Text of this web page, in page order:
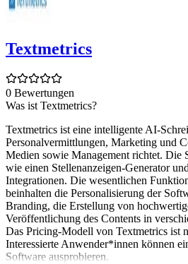
Textmetrics
0 Bewertungen
Was ist Textmetrics?
Textmetrics ist eine intelligente AI-
Personalvermittlungen, Marketing und
Medien sowie Management richtet. Die
wie einen Stellenanzeigen-Generator
Integrationen. Die wesentlichen
beinhalten die Personalisierung der
Branding, die Erstellung von
Veröffentlichung des Contents in
Das Pricing-Modell von Textmetrics ist
Interessierte Anwender*innen können
Software ausprobieren.